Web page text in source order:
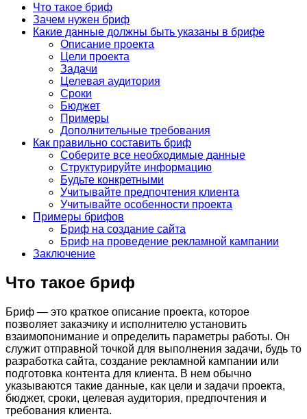
Что такое бриф
Зачем нужен бриф
Какие данные должны быть указаны в брифе
Описание проекта
Цели проекта
Задачи
Целевая аудитория
Сроки
Бюджет
Примеры
Дополнительные требования
Как правильно составить бриф
Соберите все необходимые данные
Структурируйте информацию
Будьте конкретными
Учитывайте предпочтения клиента
Учитывайте особенности проекта
Примеры брифов
Бриф на создание сайта
Бриф на проведение рекламной кампании
Заключение
Что такое бриф
Бриф — это краткое описание проекта, которое
позволяет заказчику и исполнителю установить
взаимопонимание и определить параметры работы. Он
служит отправной точкой для выполнения задачи, будь то
разработка сайта, создание рекламной кампании или
подготовка контента для клиента. В нем обычно
указываются такие данные, как цели и задачи проекта,
бюджет, сроки, целевая аудитория, предпочтения и
требования клиента.